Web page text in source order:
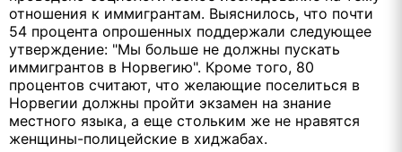
отношения к иммигрантам. Выяснилось, что почти
54 процента опрошенных поддержали следующее
утверждение: "Мы больше не должны пускать
иммигрантов в Норвегию". Кроме того, 80
процентов считают, что желающие поселиться в
Норвегии должны пройти экзамен на знание
местного языка, а еще стольким же не нравятся
женщины-полицейские в хиджабах.